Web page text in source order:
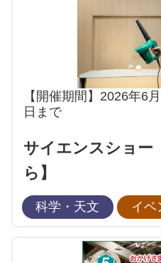
【開催期間】2026年6
日まで
サイエンスショー
ら】
科学・天文 イベ